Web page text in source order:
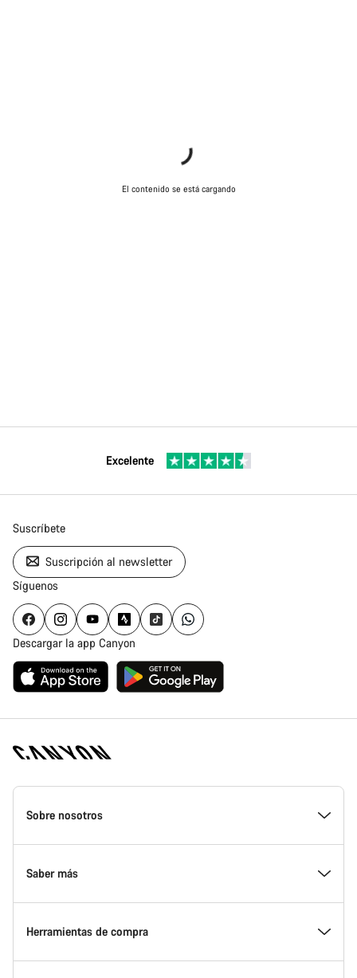
El contenido se está cargando
Excelente
Suscríbete
Suscripción al newsletter
Síguenos
Descargar la app Canyon
Canyon
Homepage
Sobre nosotros
Conoce Canyon
Innovación en Canyon
Saber más
Eventos
Herramientas de compra